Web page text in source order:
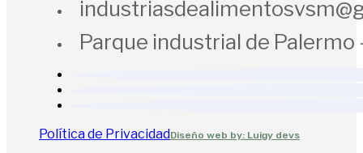
Parque industrial de Palermo
Política de PrivacidadDiseño web by: Luigy devs